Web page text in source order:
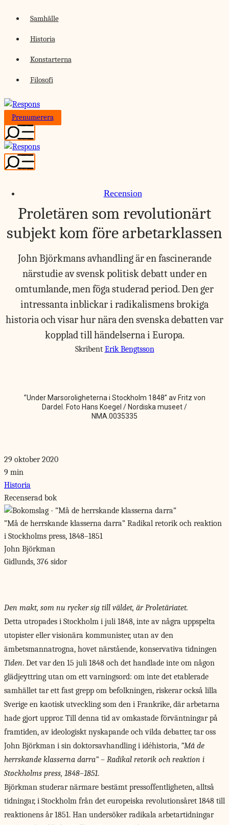
content
Samhälle
Historia
Konstarterna
Filosofi
Prenumerera
Recension
Proletären som revolutionärt
subjekt kom före arbetarklassen
John Björkmans avhandling är en fascinerande
närstudie av svensk politisk debatt under en
omtumlande, men föga studerad period. Den ger
intressanta inblickar i radikalismens brokiga
historia och visar hur nära den svenska debatten var
kopplad till händelserna i Europa.
Skribent Erik Bengtsson
”Under Marsoroligheterna i Stockholm 1848” av Fritz von
Dardel. Foto Hans Koegel / Nordiska museet /
NMA.0035335
29 oktober 2020
9 min
Historia
Recenserad bok
”Må de herrskande klasserna darra” Radikal retorik och reaktion
i Stockholms press, 1848–1851
John Björkman
Gidlunds, 376 sidor
Den makt, som nu rycker sig till väldet, är Proletäriatet.
Detta utropades i Stockholm i juli 1848, inte av några uppspelta
utopister eller visionära kommunister, utan av den
ämbetsmannatrogna, hovet närstående, konservativa tidningen
Tiden. Det var den 15 juli 1848 och det handlade inte om någon
glädjeyttring utan om ett varningsord: om inte det etablerade
samhället tar ett fast grepp om befolkningen, riskerar också lilla
Sverige en kaotisk utveckling som den i Frankrike, där arbetarna
hade gjort uppror. Till denna tid av omkastade förväntningar på
framtiden, av ideologiskt nyskapande och vilda debatter, tar oss
John Björkman i sin doktorsavhandling i idéhistoria, ”Må de
herrskande klasserna darra” – Radikal retorik och reaktion i
Stockholms press, 1848–1851.
Björkman studerar närmare bestämt pressoffentligheten, alltså
tidningar, i Stockholm från det europeiska revolutionsåret 1848 till
reaktionens år 1851. Han undersöker radikala arbetartidningar